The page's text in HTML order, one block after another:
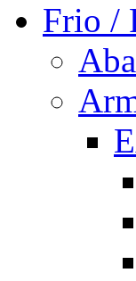
Frio /